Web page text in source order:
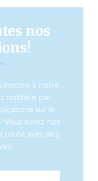
nos
inscrire à notre
notifié.e par
sur le
Vous aurez nos
route avec des